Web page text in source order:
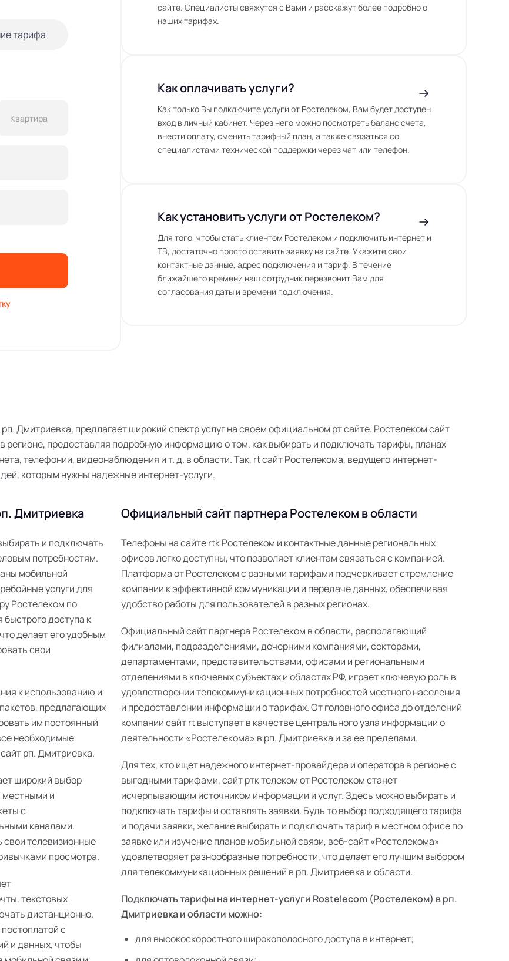
тарифа
сайте. Специалисты свяжутся с Вами и расскажут более подробно о
наших тарифах.
Как оплачивать услуги?
Как только Вы подключите услуги от Ростелеком, Вам будет доступен
вход в личный кабинет. Через него можно посмотреть баланс счета,
внести оплату, сменить тарифный план, а также связаться со
специалистами технической поддержки через чат или телефон.
Как установить услуги от Ростелеком?
Для того, чтобы стать клиентом Ростелеком и подключить интернет и
ТВ, достаточно просто оставить заявку на сайте. Укажите свои
контактные данные, адрес подключения и тариф. В течение
ближайшего времени наш сотрудник перезвонит Вам для
согласования даты и времени подключения.
Дмитриевка, предлагает широкий спектр услуг на своем официальном рт сайте. Ростелеком сайт
предоставляя подробную информацию о том, как выбирать и подключать тарифы, планах
телефонии, видеонаблюдения и т. д. в области. Так, rt сайт Ростелекома, ведущего интернет-
которым нужны надежные интернет-услуги.
Дмитриевка
и подключать
потребностям.
мобильной
услуги для
Ростелеком по
доступа к
делает его удобным
свои
к использованию и
предлагающих
им постоянный
необходимые
рп. Дмитриевка.
широкий выбор
местными и
с
каналами.
свои телевизионные
просмотра.
текстовых
дистанционно.
с
и данных, чтобы
Официальный сайт партнера Ростелеком в области
Телефоны на сайте rtk Ростелеком и контактные данные региональных
офисов легко доступны, что позволяет клиентам связаться с компанией.
Платформа от Ростелеком с разными тарифами подчеркивает стремление
компании к эффективной коммуникации и передаче данных, обеспечивая
удобство работы для пользователей в разных регионах.
Официальный сайт партнера Ростелеком в области, располагающий
филиалами, подразделениями, дочерними компаниями, секторами,
департаментами, представительствами, офисами и региональными
отделениями в ключевых субъектах и областях РФ, играет ключевую роль в
удовлетворении телекоммуникационных потребностей местного населения
и предоставлении информации о тарифах. От головного офиса до отделений
компании сайт rt выступает в качестве центрального узла информации о
деятельности «Ростелекома» в рп. Дмитриевка и за ее пределами.
Для тех, кто ищет надежного интернет-провайдера и оператора в регионе с
выгодными тарифами, сайт ртк телеком от Ростелеком станет
исчерпывающим источником информации и услуг. Здесь можно выбирать и
подключать тарифы и оставлять заявки. Будь то выбор подходящего тарифа
и подачи заявки, желание выбирать и подключать тариф в местном офисе по
заявке или изучение планов мобильной связи, веб-сайт «Ростелекома»
удовлетворяет разнообразные потребности, что делает его лучшим выбором
для телекоммуникационных решений в рп. Дмитриевка и области.
Подключать тарифы на интернет-услуги Rostelecom (Ростелеком) в рп.
Дмитриевка и области можно:
для высокоскоростного широкополосного доступа в интернет;